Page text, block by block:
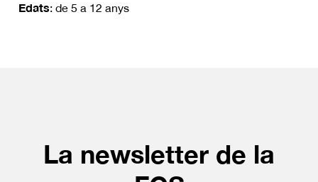
Edats: de 5 a 12 anys
La newsletter de la